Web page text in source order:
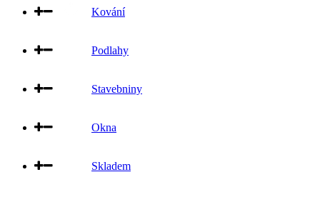
Kování
Podlahy
Stavebniny
Okna
Skladem